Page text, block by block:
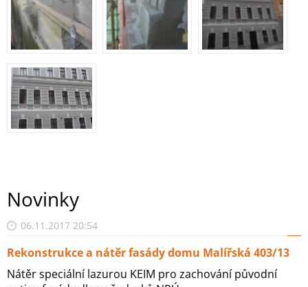
Novinky
06.11.2017 20:54
Rekonstrukce a nátěr fasády domu Malířská 403/13
Nátěr speciální lazurou KEIM pro zachování původní